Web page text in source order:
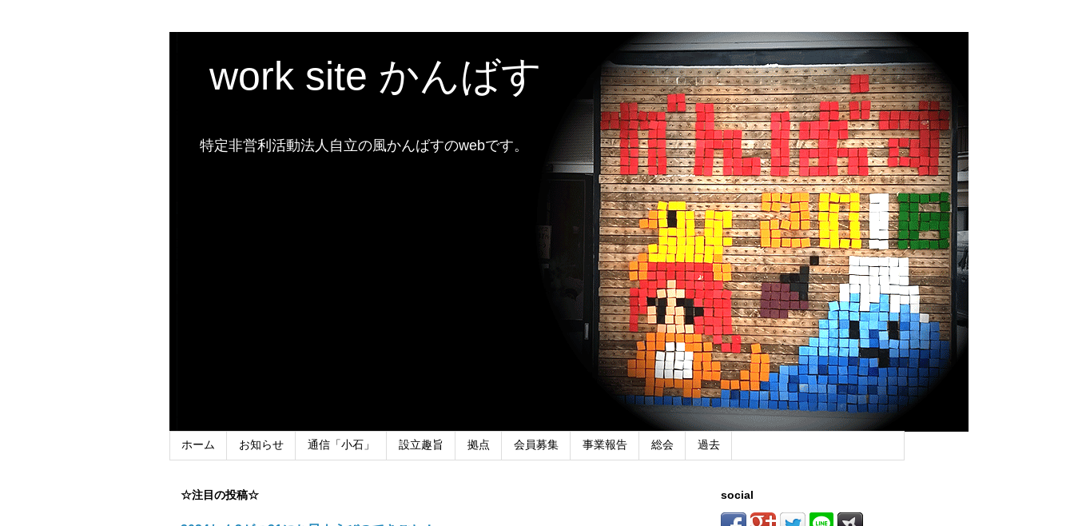
work site かんばす
特定非営利活動法人自立の風かんばすのwebです。
ホーム お知らせ 通信「小石」 設立趣旨 拠点 会員募集 事業報告 総会 過去
☆注目の投稿☆ social